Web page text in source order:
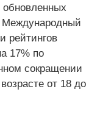
Международный
рейтингов
17% по
сокращении
от 18 до